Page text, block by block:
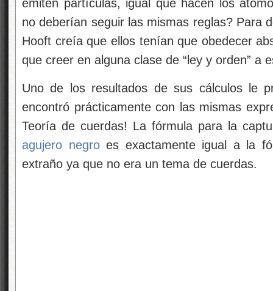
emiten partículas, igual que hacen los
no deberían seguir las mismas reglas? Para
Hooft creía que ellos tenían que obedecer
que creer en alguna clase de “ley y orden” a
Uno de los resultados de sus cálculos le
encontró prácticamente con las mismas
Teoría de cuerdas! La fórmula para la
agujero negroes exactamente igual a la
extraño ya que no era un tema de cuerdas.